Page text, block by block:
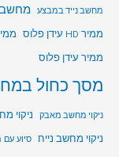
מחשב נייד במבצע מחשב
ממיר HD עידן פלוס
ממיר עידן פלוס
מסך כחול
ניקוי מחשב מאבק
ניקוי
ניקוי מחשב נייח
סיוע